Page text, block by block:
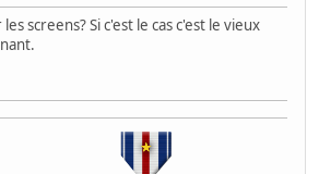
screens? Si c'est le cas c'est le vieux